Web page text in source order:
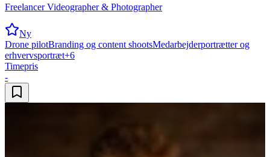
Freelancer Videographer & Photographer
Ny
Drone pilotBranding og content shootsMedarbejderportrætter og
erhvervsportræt+6
Timepris
-